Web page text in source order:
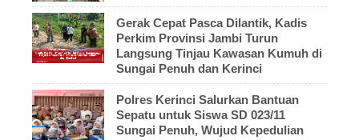
Gerak Cepat Pasca Dilantik, Kadis
Perkim Provinsi Jambi Turun
Langsung Tinjau Kawasan Kumuh di
Sungai Penuh dan Kerinci
Polres Kerinci Salurkan Bantuan
Sepatu untuk Siswa SD 023/11
Sungai Penuh, Wujud Kepedulian